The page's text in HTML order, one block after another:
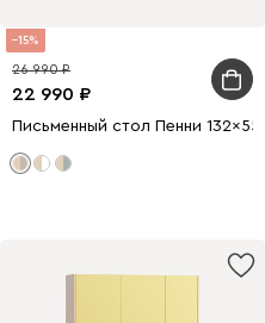
15
22 990
26 990
Письменный стол Пенни 132x55